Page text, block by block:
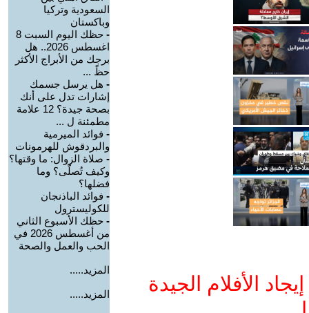
الأفلام الجيدة
السعودية وتركيا
وباكستان
-
حظك اليوم السبت 8
اغسطس 2026.. هل
برجك من الأبراج الأكثر
حظً ...
- هل يرسل جسمك
إشارات تدل على أنك
بصحة جيدة؟ 12 علامة
مطمئنة ل ...
- فوائد الميرمية
والبردقوش للهرمونات
- صلاة الزوال: ما وقتها؟
وكيف تُصلّى؟ وما
فضلها؟
- فوائد الباذنجان
للكوليسترول
- حظك الأسبوع الثاني
من أغسطس 2026 في
الحب والعمل والصحة
المزيد.....
المزيد.....